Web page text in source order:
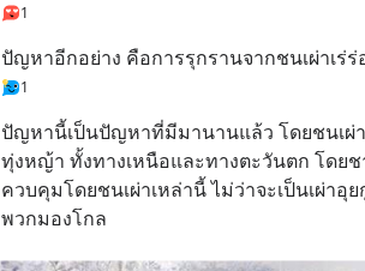
1
ปัญหาอีกอย่าง คือการรุกรานจากชนเผ่าเร่ร่
1
ปัญหานี้เป็นปัญหาที่มีมานานแล้ว โดยชนเผ่
ทุ่งหญ้า ทั้งทางเหนือและทางตะวันตก โดย
ควบคุมโดยชนเผ่าเหล่านี้ ไม่ว่าจะเป็นเผ่าอุ
พวกมองโกล